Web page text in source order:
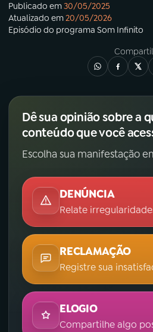
Publicado em30/05/2025
Atualizado em20/05/2026
Episódio do programa Som Infinito
Dê sua opinião sobre a
conteúdo que você
Escolha sua manifestação
DENÚNCIA
Relate
RECLAMAÇÃO
Registre sua
ELOGIO
Compartilhe algo